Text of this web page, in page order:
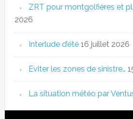
ZRT pour montgolfières et
2026
Interlude d’été 16 juillet 2026
Eviter les zones de sinistre…
La situation météo par